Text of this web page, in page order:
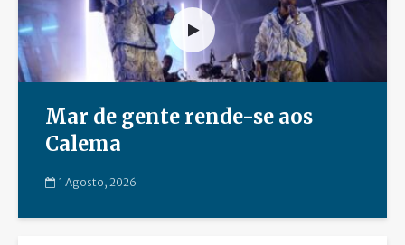
Mar de gente rende-se aos
Calema
1 Agosto, 2026